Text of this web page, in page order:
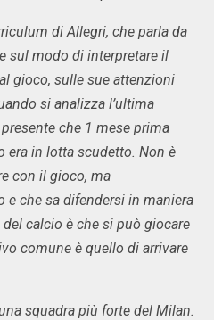
di Allegri, che parla da
sul modo di interpretare il
gioco, sulle sue attenzioni
si analizza l’ultima
che 1 mese prima
era in lotta scudetto. Non è
con il gioco, ma
e che sa difendersi in maniera
calcio è che si può giocare
comune è quello di arrivare
squadra più forte del Milan.